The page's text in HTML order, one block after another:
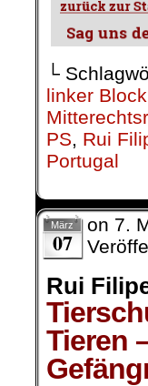
└
linker Block
PS, Rui
Portugal
März
07
on 7.
Rui
Tieren